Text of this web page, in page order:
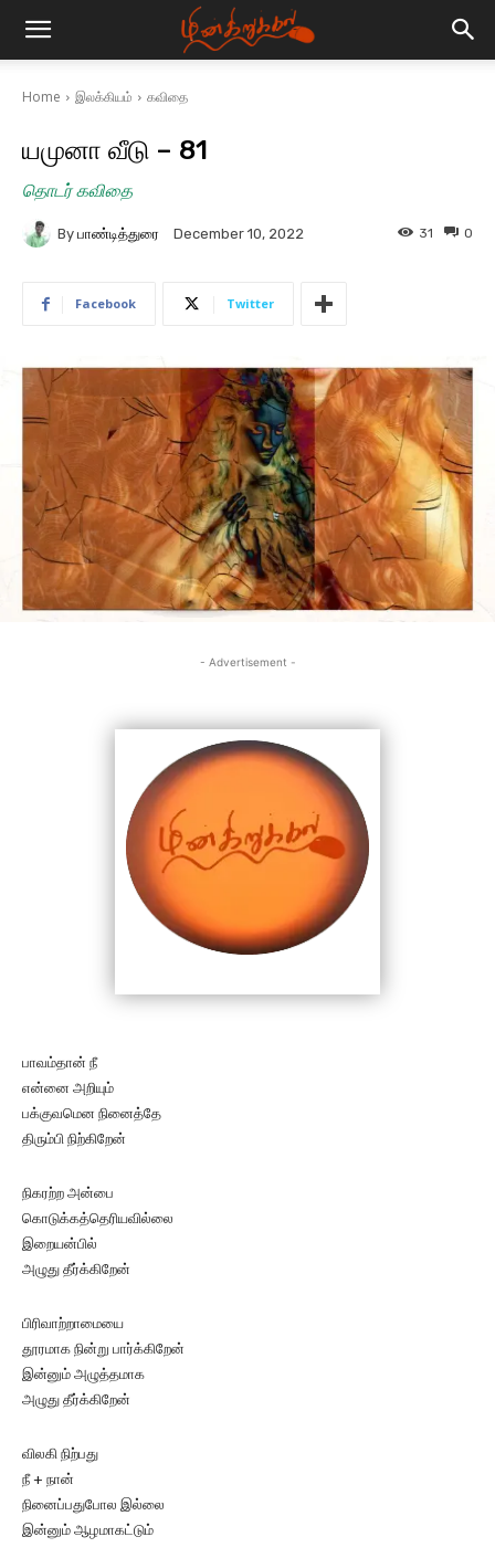
Home இலக்கியம் கவிதை
யமுனா வீடு – 81
தொடர் கவிதை
By பாண்டித்துரை December 10, 2022 0
31
Facebook Twitter
- Advertisement -
பாவம்தான் நீ
என்னை அறியும்
பக்குவமென நினைத்தே
திரும்பி நிற்கிறேன்
நிகரற்ற அன்பை
கொடுக்கத்தெரியவில்லை
இறையன்பில்
அழுது தீர்க்கிறேன்
பிரிவாற்றாமையை
தூரமாக நின்று பார்க்கிறேன்
இன்னும் அழுத்தமாக
அழுது தீர்க்கிறேன்
விலகி நிற்பது
நீ + நான்
நினைப்பதுபோல இல்லை
இன்னும் ஆழமாகட்டும்